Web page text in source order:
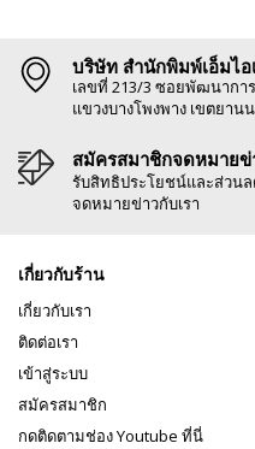
บริษัท สำนักพิมพ์เอ็มไอ
เลขที่ 213/3 ซอยพัฒนากา
แขวงบางโพงพาง เขตยาน
สมัครสมาชิกจดหมายข่
รับสิทธิประโยชน์และส่วน
จดหมายข่าวกับเรา
เกี่ยวกับร้าน
เกี่ยวกับเรา
ติดต่อเรา
เข้าสู่ระบบ
สมัครสมาชิก
กดติดตามช่อง Youtube ที่นี่